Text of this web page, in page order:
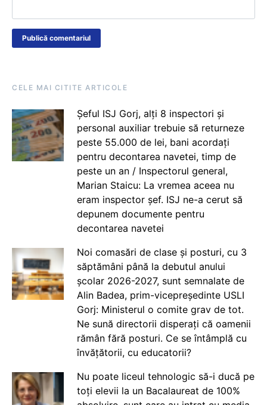
CELE MAI CITITE ARTICOLE
Șeful ISJ Gorj, alți 8 inspectori și
personal auxiliar trebuie să returneze
peste 55.000 de lei, bani acordați
pentru decontarea navetei, timp de
peste un an / Inspectorul general,
Marian Staicu: La vremea aceea nu
eram inspector șef. ISJ ne-a cerut să
depunem documente pentru
decontarea navetei
Noi comasări de clase și posturi, cu 3
săptămâni până la debutul anului
școlar 2026-2027, sunt semnalate de
Alin Badea, prim-vicepreședinte USLI
Gorj: Ministerul o comite grav de tot.
Ne sună directorii disperați că oamenii
rămân fără posturi. Ce se întâmplă cu
învățătorii, cu educatorii?
Nu poate liceul tehnologic să-i ducă pe
toți elevii la un Bacalaureat de 100%